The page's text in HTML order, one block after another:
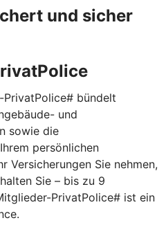
und sicher
PrivatPolice# bündelt
und
sowie die
persönlichen
Versicherungen Sie nehmen,
Sie – bis zu 9
PrivatPolice# ist ein